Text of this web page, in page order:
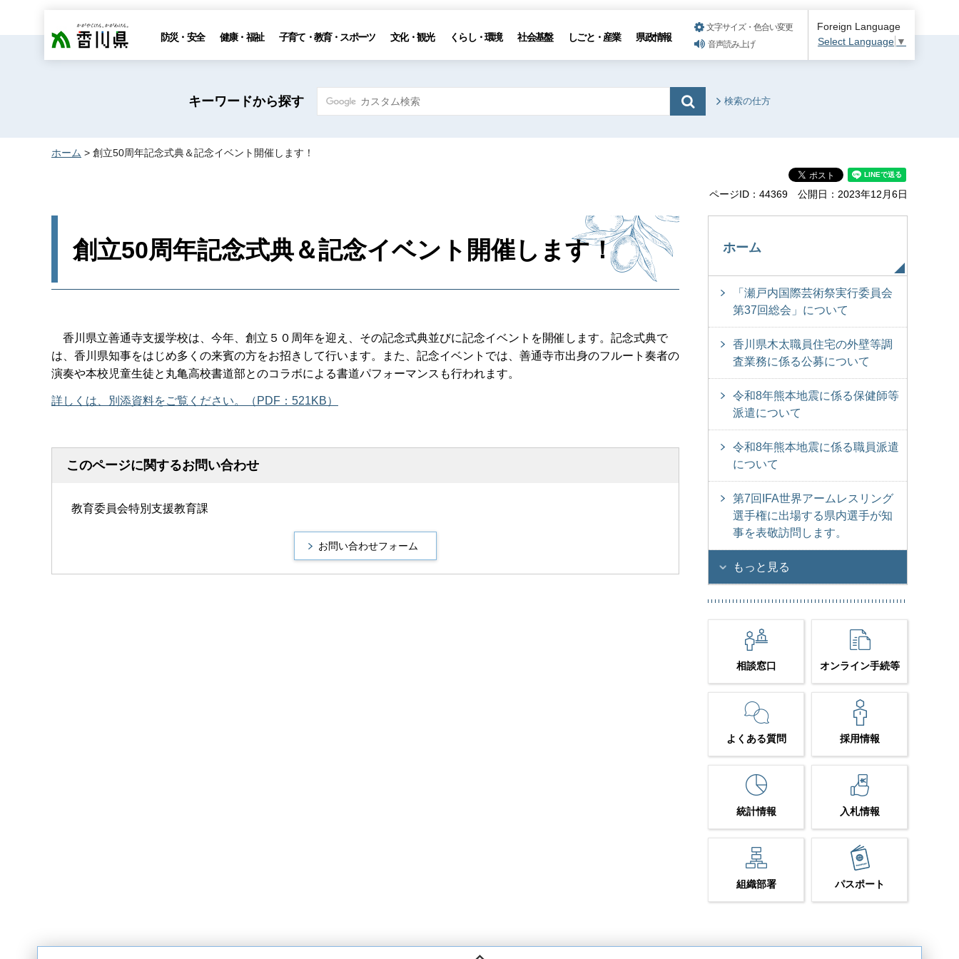
香川県 防災・安全 健康・福祉 子育て・教育・スポーツ 文化・観光 くらし・環境 社会基盤 しごと・産業 県政情報
文字サイズ・色合い変更
音声読み上げ
Foreign Language
Select Language ▼
キーワードから探す 検索の仕方
ホーム > 創立50周年記念式典＆記念イベント開催します！
ページID：44369 公開日：2023年12月6日
創立50周年記念式典＆記念イベント開催します！
香川県立善通寺支援学校は、今年、創立５０周年を迎え、その記念式典並びに記念イベントを開催します。記念式典で
は、香川県知事をはじめ多くの来賓の方をお招きして行います。また、記念イベントでは、善通寺市出身のフルート奏者の
演奏や本校児童生徒と丸亀高校書道部とのコラボによる書道パフォーマンスも行われます。
詳しくは、別添資料をご覧ください。（PDF：521KB）
このページに関するお問い合わせ
教育委員会特別支援教育課
ホーム
「瀬戸内国際芸術祭実行委員会
第37回総会」について
香川県木太職員住宅の外壁等調
査業務に係る公募について
令和8年熊本地震に係る保健師等
派遣について
令和8年熊本地震に係る職員派遣
について
第7回IFA世界アームレスリング
選手権に出場する県内選手が知
事を表敬訪問します。
もっと見る
相談窓口 オンライン手続等
よくある質問 採用情報
統計情報 入札情報
組織部署 パスポート